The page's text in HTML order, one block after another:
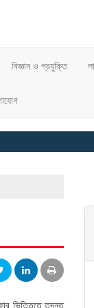
বিজ্ঞান ও প্রযুক্তি
◈
ভিত্তিতে তদন্ত